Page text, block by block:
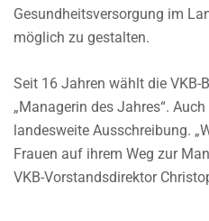
Gesundheitsversorgung im
möglich zu gestalten.
Seit 16 Jahren wählt die VKB-
„Managerin des Jahres“.
landesweite Ausschreibung.
Frauen auf ihrem Weg zur
VKB-Vorstandsdirektor